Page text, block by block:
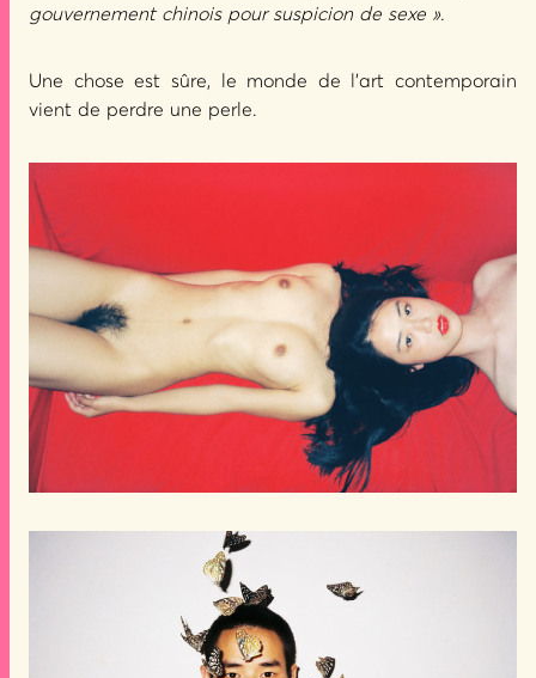
gouvernement chinois pour suspicion de sexe ».
Une chose est sûre, le monde de l’art contemporain
vient de perdre une perle.